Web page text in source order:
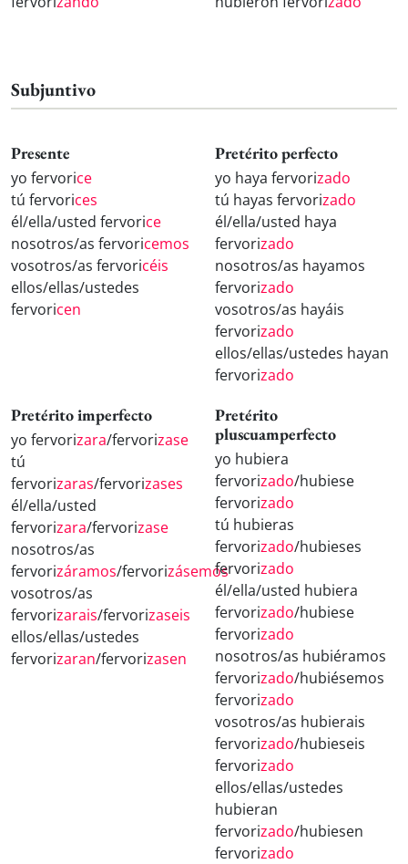
Subjuntivo
Presente
yo fervorice
tú fervorices
él/ella/usted fervorice
nosotros/as fervoricemos
vosotros/as fervoricéis
ellos/ellas/ustedes
fervoricen
Pretérito perfecto
yo haya fervorizado
tú hayas fervorizado
él/ella/usted haya
fervorizado
nosotros/as hayamos
fervorizado
vosotros/as hayáis
fervorizado
ellos/ellas/ustedes hayan
fervorizado
Pretérito imperfecto
yo fervorizara/fervorizase
tú
fervorizaras/fervorizases
él/ella/usted
fervorizara/fervorizase
nosotros/as
fervorizáramos/fervorizásemos
vosotros/as
fervorizarais/fervorizaseis
ellos/ellas/ustedes
fervorizaran/fervorizasen
Pretérito
pluscuamperfecto
yo hubiera
fervorizado/hubiese
fervorizado
tú hubieras
fervorizado/hubieses
fervorizado
él/ella/usted hubiera
fervorizado/hubiese
fervorizado
nosotros/as hubiéramos
fervorizado/hubiésemos
fervorizado
vosotros/as hubierais
fervorizado/hubieseis
fervorizado
ellos/ellas/ustedes
hubieran
fervorizado/hubiesen
fervorizado